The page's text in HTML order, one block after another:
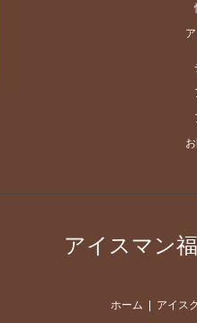
アイスマン
ホーム アイス